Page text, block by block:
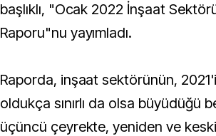
başlıklı, "Ocak 2022 İnşaat
Raporu"nu yayımladı.
Raporda, inşaat sektörünün,
oldukça sınırlı da olsa büyüdüğü
üçüncü çeyrekte, yeniden ve